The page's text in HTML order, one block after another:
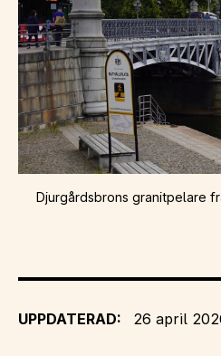
Djurgårdsbrons granitpelare
UPPDATERAD: 26 april